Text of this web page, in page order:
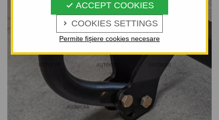
 COOKIES SETTINGS
 ACCEPT COOKIES
Permite fișiere cookies necesare